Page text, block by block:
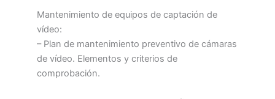
Mantenimiento de equipos de captación de
vídeo:
– Plan de mantenimiento preventivo de cámaras
de vídeo. Elementos y criterios de
comprobación.